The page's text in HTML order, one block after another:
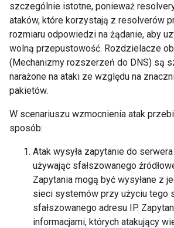
szczególnie istotne, ponieważ
ataków, które korzystają z resolverów
rozmiaru odpowiedzi na żądanie, aby
wolną przepustowość. Rozdzielacze
(Mechanizmy rozszerzeń do DNS) są
narażone na ataki ze względu na
pakietów.
W scenariuszu wzmocnienia atak
sposób:
Atak wysyła zapytanie do
używając sfałszowanego
Zapytania mogą być wysyłane z
sieci systemów przy użyciu tego
sfałszowanego adresu IP.
informacjami, których atakujący